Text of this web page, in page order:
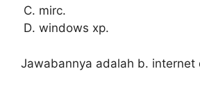
mirc.
windows xp.
Jawabannya adalah b. internet